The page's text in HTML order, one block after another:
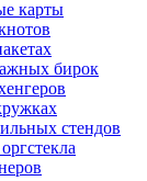
карты
бирок
стендов